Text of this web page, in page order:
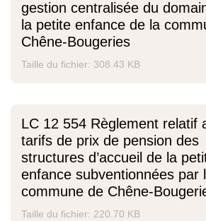
gestion centralisée du
la petite enfance de la
Chêne-Bougeries
Taille du fichier: 308.43 KB
LC 12 554 Règlement relatif
tarifs de prix de pension des
structures d’accueil de la
enfance subventionnées par
commune de Chêne-
Taille du fichier: 220.70 KB